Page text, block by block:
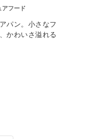
アフード
パン。小さなフ
かわいさ溢れる